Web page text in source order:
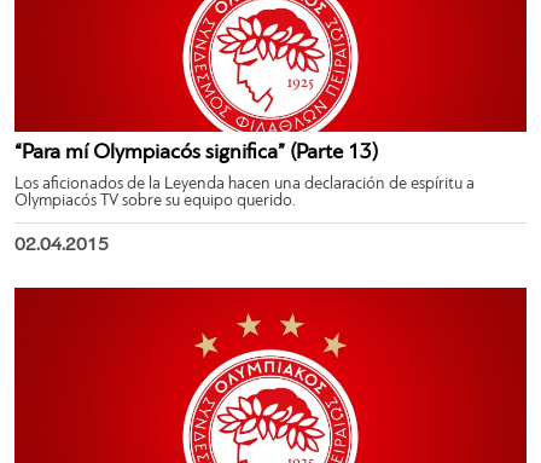
“Para mí Olympiacós significa” (Parte 13)
Los aficionados de la Leyenda hacen una declaración de espíritu a
Olympiacós TV sobre su equipo querido.
02.04.2015